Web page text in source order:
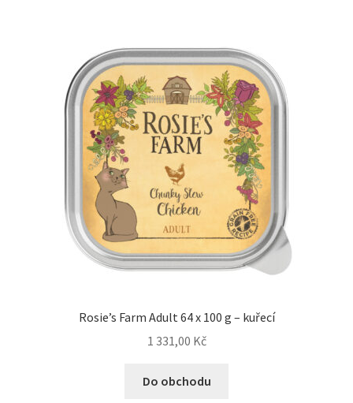
Rosie’s Farm Adult 64 x 100 g – kuřecí
1 331,00 Kč
Do obchodu